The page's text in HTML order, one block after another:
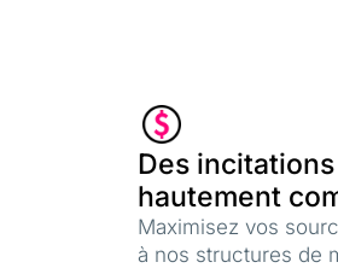
Des
hautement
Maximisez vos
à nos structures de